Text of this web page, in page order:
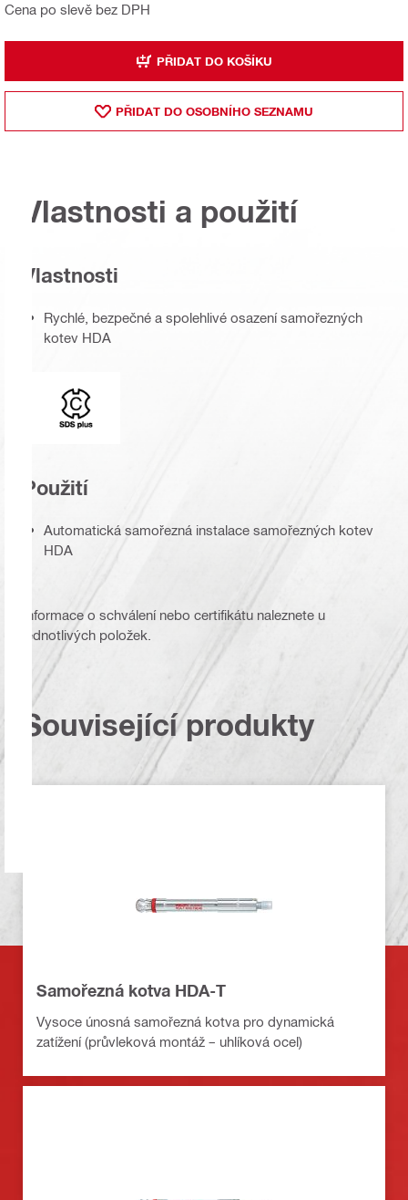
Cena po slevě bez DPH
PŘIDAT DO KOŠÍKU
PŘIDAT DO OSOBNÍHO SEZNAMU
Vlastnosti a použití
Vlastnosti
Rychlé, bezpečné a spolehlivé osazení samořezných
kotev HDA
Typ upínání
Použití
Automatická samořezná instalace samořezných kotev
HDA
Informace o schválení nebo certifikátu naleznete u
jednotlivých položek.
Související produkty
Samořezná kotva HDA-T
Vysoce únosná samořezná kotva pro dynamická
zatížení (průvleková montáž – uhlíková ocel)